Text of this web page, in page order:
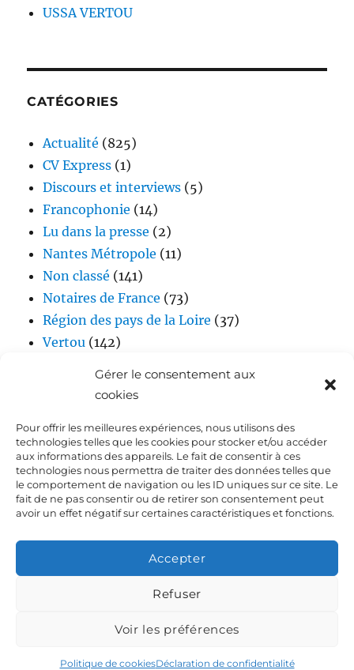
Gérer le consentement aux
cookies
Pour offrir les meilleures expériences, nous utilisons des
technologies telles que les cookies pour stocker et/ou accéder
aux informations des appareils. Le fait de consentir à ces
technologies nous permettra de traiter des données telles que
le comportement de navigation ou les ID uniques sur ce site. Le
fait de ne pas consentir ou de retirer son consentement peut
avoir un effet négatif sur certaines caractéristiques et fonctions.
Accepter
Refuser
Voir les préférences
Politique de cookiesDéclaration de confidentialité
USSA VERTOU
CATÉGORIES
Actualité (825)
CV Express (1)
Discours et interviews (5)
Francophonie (14)
Lu dans la presse (2)
Nantes Métropole (11)
Non classé (141)
Notaires de France (73)
Région des pays de la Loire (37)
Vertou (142)
Accueil
Dialoguez avec Laurent Dejoie
Déclaration de